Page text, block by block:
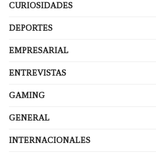
CURIOSIDADES
DEPORTES
EMPRESARIAL
ENTREVISTAS
GAMING
GENERAL
INTERNACIONALES